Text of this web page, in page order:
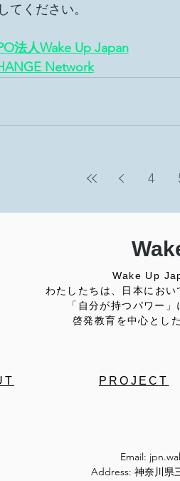
てください。
法人Wake Up Japan
Network
4
Wake Up
わたしたちは、日本にお
「自分が持つパワー
啓発教育を中心とし
PROJECT
Email:
Address: 神奈川県